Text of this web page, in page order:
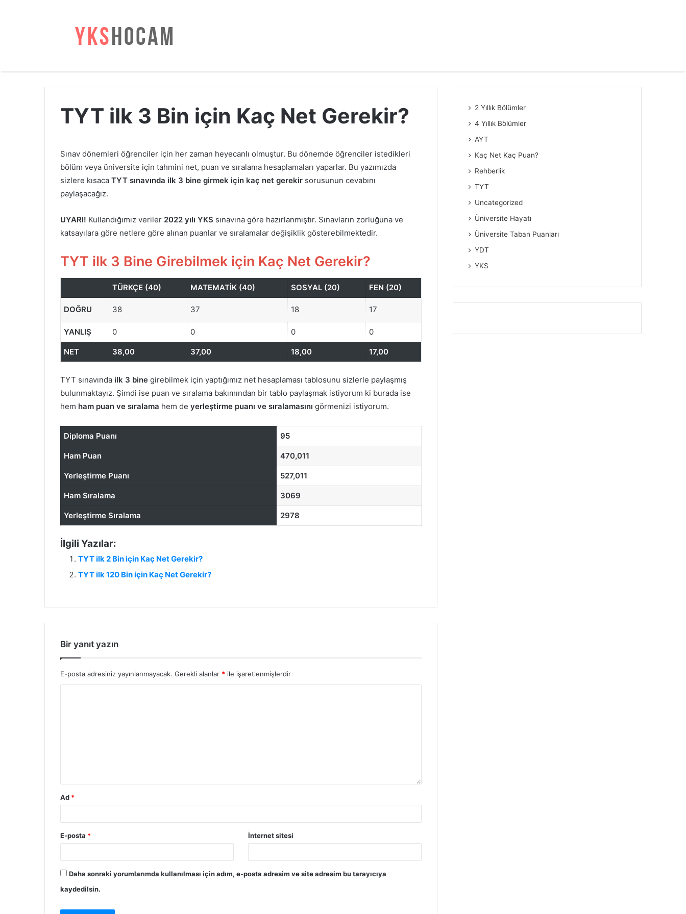
TYT ilk 3 Bin için Kaç Net Gerekir?
Sınav dönemleri öğrenciler için her zaman heyecanlı olmuştur. Bu dönemde öğrenciler istedikleri
bölüm veya üniversite için tahmini net, puan ve sıralama hesaplamaları yaparlar. Bu yazımızda
sizlere kısaca TYT sınavında ilk 3 bine girmek için kaç net gerekir sorusunun cevabını
paylaşacağız.
UYARI! Kullandığımız veriler 2022 yılı YKS sınavına göre hazırlanmıştır. Sınavların zorluğuna ve
katsayılara göre netlere göre alınan puanlar ve sıralamalar değişiklik gösterebilmektedir.
TYT ilk 3 Bine Girebilmek için Kaç Net Gerekir?
TÜRKÇE (40) MATEMATİK (40) SOSYAL (20) FEN (20)
DOĞRU 38 37 18 17
YANLIŞ 0 0 0 0
NET 38,00 37,00 18,00 17,00
TYT sınavında ilk 3 bine girebilmek için yaptığımız net hesaplaması tablosunu sizlerle paylaşmış
bulunmaktayız. Şimdi ise puan ve sıralama bakımından bir tablo paylaşmak istiyorum ki burada ise
hem ham puan ve sıralama hem de yerleştirme puanı ve sıralamasını görmenizi istiyorum.
Diploma Puanı 95
Ham Puan 470,011
Yerleştirme Puanı 527,011
Ham Sıralama 3069
Yerleştirme Sıralama 2978
İlgili Yazılar:
TYT ilk 2 Bin için Kaç Net Gerekir?
TYT ilk 120 Bin için Kaç Net Gerekir?
Bir yanıt yazın
E-posta adresiniz yayınlanmayacak. Gerekli alanlar * ile işaretlenmişlerdir
Ad *
E-posta * İnternet sitesi
Daha sonraki yorumlarımda kullanılması için adım, e-posta adresim ve site adresim bu tarayıcıya
kaydedilsin.
2 Yıllık Bölümler
4 Yıllık Bölümler
AYT
Kaç Net Kaç Puan?
Rehberlik
TYT
Uncategorized
Üniversite Hayatı
Üniversite Taban Puanları
YDT
YKS